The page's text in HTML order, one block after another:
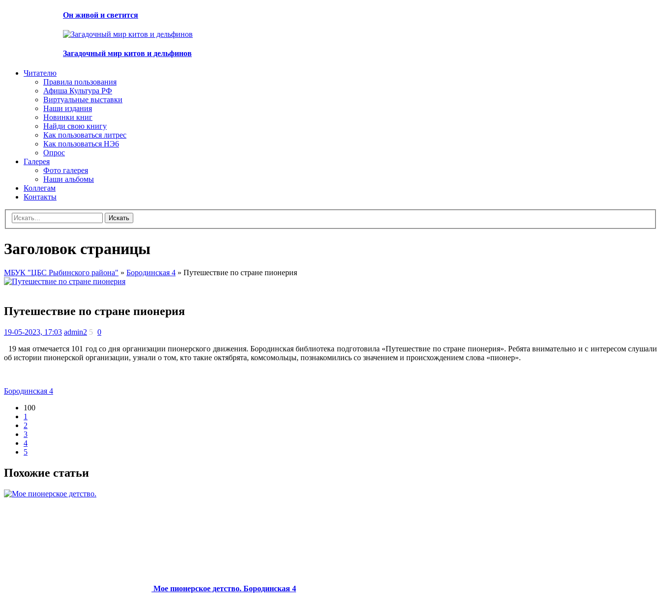
Он живой и светится
Загадочный мир китов и дельфинов
Читателю
Правила пользования
Афиша Культура РФ
Виртуальные выставки
Наши издания
Новинки книг
Найди свою книгу
Как пользоваться литрес
Как пользоваться НЭ6
Опрос
Галерея
Фото галерея
Наши альбомы
Коллегам
Контакты
Искать
Заголовок страницы
МБУК "ЦБС Рыбинского района" » Бородинская 4 » Путешествие по стране пионерия
Путешествие по стране пионерия
19-05-2023, 17:03 admin2 5 0
19 мая отмечается 101 год со дня организации пионерского движения. Бородинская библиотека подготовила «Путешествие по стране пионерия». Ребята внимательно и с интересом слушали
об истории пионерской организации, узнали о том, кто такие октябрята, комсомольцы, познакомились со значением и происхождением слова «пионер».
Бородинская 4
100
1
2
3
4
5
Похожие статьи
Мое пионерское детство. Бородинская 4